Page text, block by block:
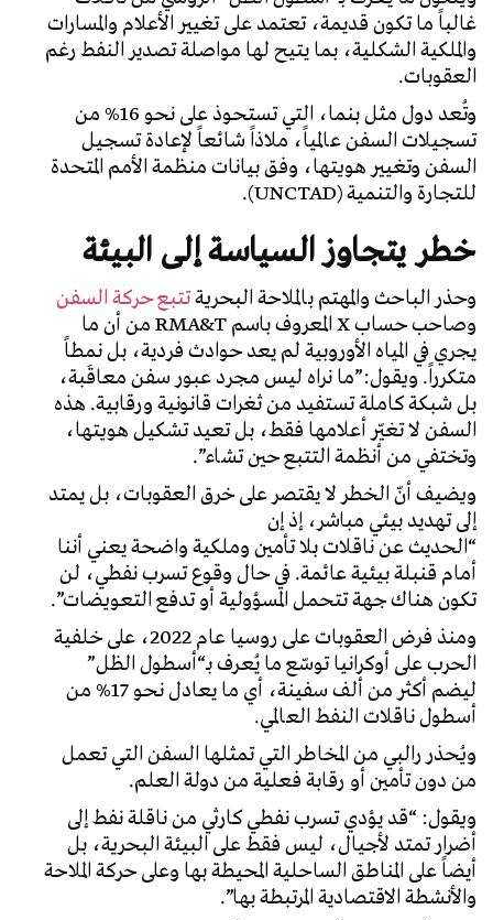
غالباً ما تكون قديمة، تعتمد على تغيير الأعلام والمسارات
والملكية الشكلية، بما يتيح لها مواصلة تصدير النفط رغم
العقوبات.
وتُعد دول مثل بنما، التي تستحوذ على نحو 16% من
تسجيلات السفن عالمياً، ملاذاً شائعاً لإعادة تسجيل
السفن وتغيير هويتها، وفق بيانات منظمة الأمم المتحدة
للتجارة والتنمية (UNCTAD).
خطر يتجاوز السياسة إلى البيئة
وحذر الباحث والمهتم بالملاحة البحريةتتبع حركة السفن
وصاحب حساب X المعروف باسم RMA&T من أن ما
يجري في المياه الأوروبية لم يعد حوادث فردية، بل نمطاً
متكرراً. ويقول:”ما نراه ليس مجرد عبور سفن معاقَبة،
بل شبكة كاملة تستفيد من ثغرات قانونية ورقابية. هذه
السفن لا تغيّر أعلامها فقط، بل تعيد تشكيل هويتها،
وتختفي من أنظمة التتبع حين تشاء”.
ويضيف أنّ الخطر لا يقتصر على خرق العقوبات، بل يمتد
إلى تهديد بيئي مباشر، إذ إن
“الحديث عن ناقلات بلا تأمين وملكية واضحة يعني أننا
أمام قنبلة بيئية عائمة. في حال وقوع تسرب نفطي، لن
تكون هناك جهة تتحمل المسؤولية أو تدفع التعويضات”.
ومنذ فرض العقوبات على روسيا عام 2022، على خلفية
الحرب على أوكرانيا توسّع ما يُعرف بـ“أسطول الظل”
ليضم أكثر من ألف سفينة، أي ما يعادل نحو 17% من
أسطول ناقلات النفط العالمي.
ويُحذر رالبي من المخاطر التي تمثلها السفن التي تعمل
من دون تأمين أو رقابة فعلية من دولة العلم.
ويقول: “قد يؤدي تسرب نفطي كارثي من ناقلة نفط إلى
أضرار تمتد لأجيال، ليس فقط على البيئة البحرية، بل
أيضاً على المناطق الساحلية المحيطة بها وعلى حركة الملاحة
والأنشطة الاقتصادية المرتبطة بها”.